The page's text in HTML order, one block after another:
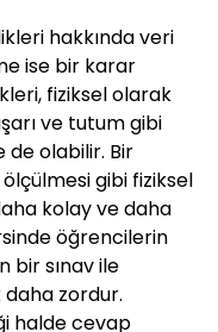
hakkında veri
ise bir karar
fiziksel olarak
ve tutum gibi
de olabilir. Bir
gibi fiziksel
kolay ve daha
öğrencilerin
bir sınav ile
zordur.
halde cevap